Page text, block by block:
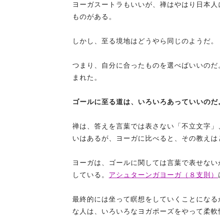
ヨーガスートラもいいが、禅はやはり日本
ものがある。
しかし、至る境地はどうやら同じのようだ。
つまり、自分に合ったものを選べばいいの
まれた。
ゴールに至る道は、いろいろあっていいのだ
禅は、答えを言葉では表さない「不立文字
いはあるが、ヨーガに比べると、その教えは
ヨーガは、ゴールに関しては言葉で表せな
している。 アシュターンガヨーガ（８支則）
最終的には坐って瞑想をしていくことにな
な人は、いろいろなヨガポーズをやって柔